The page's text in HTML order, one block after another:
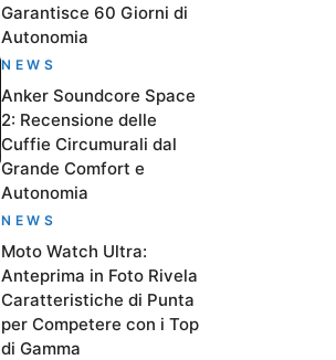
Garantisce 60 Giorni di
Autonomia
NEWS
Anker Soundcore Space
2: Recensione delle
Cuffie Circumurali dal
Grande Comfort e
Autonomia
NEWS
Moto Watch Ultra:
Anteprima in Foto Rivela
Caratteristiche di Punta
per Competere con i Top
di Gamma